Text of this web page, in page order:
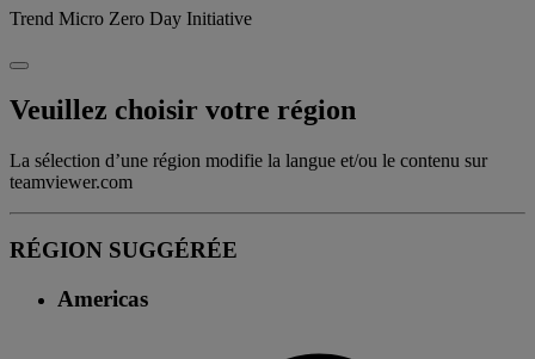
Trend Micro Zero Day Initiative
Veuillez choisir votre région
La sélection d’une région modifie la langue et/ou le contenu sur
teamviewer.com
RÉGION SUGGÉRÉE
Americas